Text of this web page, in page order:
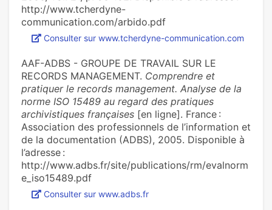
http://www.tcherdyne-
communication.com/arbido.pdf
Consulter sur www.tcherdyne-communication.com
AAF-ADBS - GROUPE DE TRAVAIL SUR LE
RECORDS MANAGEMENT. Comprendre et
pratiquer le records management. Analyse de la
norme ISO 15489 au regard des pratiques
archivistiques françaises [en ligne]. France :
Association des professionnels de l’information et
de la documentation (ADBS), 2005. Disponible à
l’adresse :
http://www.adbs.fr/site/publications/rm/evalnorm
e_iso15489.pdf
Consulter sur www.adbs.fr